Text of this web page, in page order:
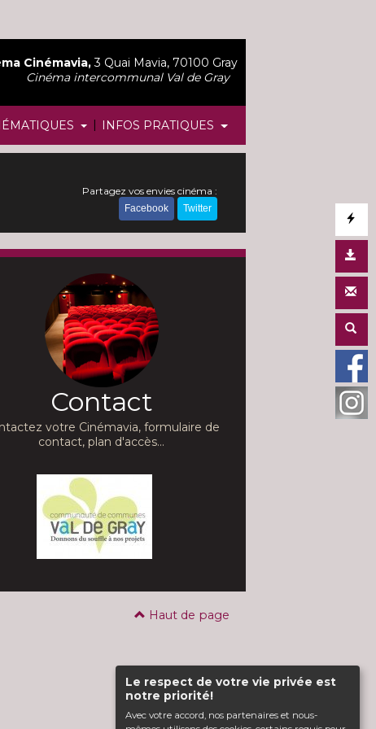
Le respect de votre vie privée est
notre priorité!
Avec votre accord, nos partenaires et nous-
| INFOS PRATIQUES
Cinémavia,3 Quai Mavia, 70100 Gray
Cinéma intercommunal Val de Gray
Partagez vos envies cinéma :
Facebook Twitter
Contact
votre Cinémavia, formulaire de
contact, plan d'accès...
Haut de page